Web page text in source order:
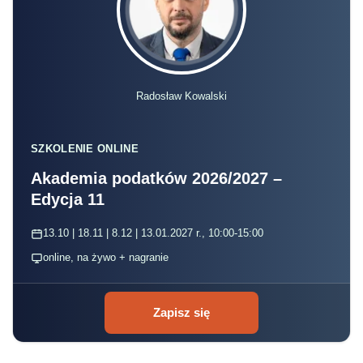
Radosław Kowalski
SZKOLENIE ONLINE
Akademia podatków 2026/2027 –
Edycja 11
13.10 | 18.11 | 8.12 | 13.01.2027 r., 10:00-15:00
online, na żywo + nagranie
Zapisz się